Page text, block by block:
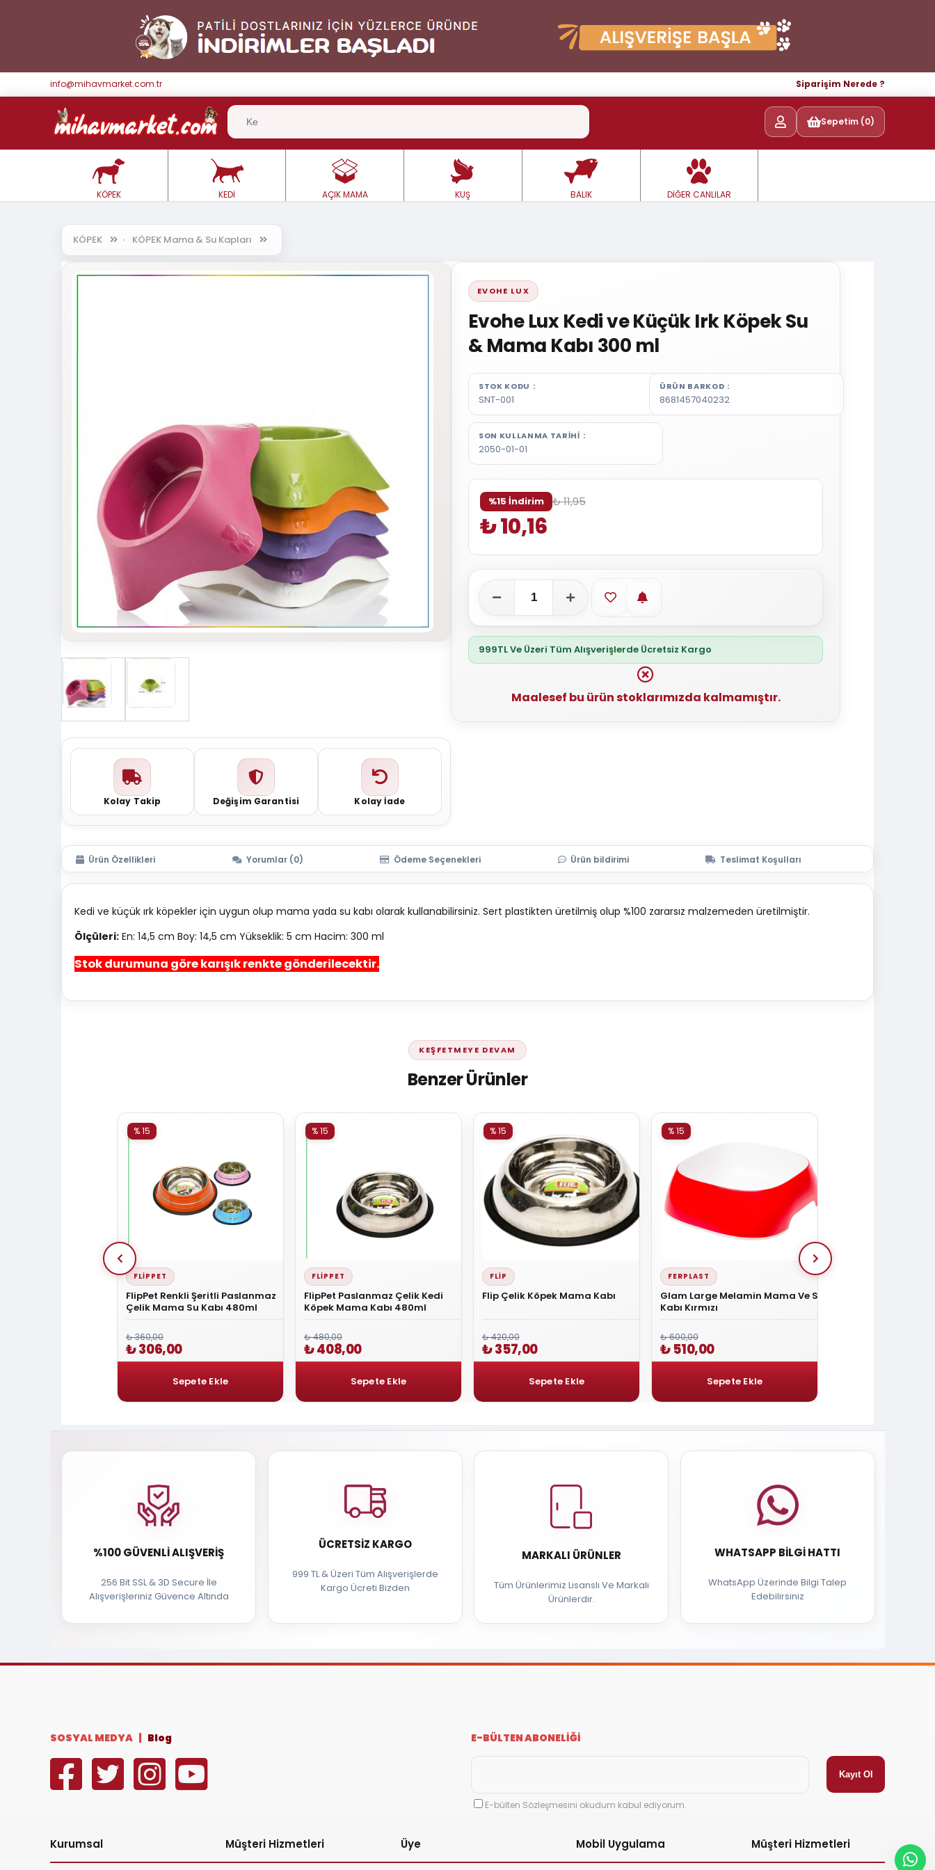
info@mihavmarket.com.tr Siparişim Nerede ?
Sepetim (0)
KÖPEK KEDİ AÇIK MAMA KUŞ BALIK DİĞER CANLILAR
KÖPEK KÖPEK Mama & Su Kapları
Kolay Takip Değişim Garantisi Kolay İade
EVOHE LUX
Evohe Lux Kedi ve Küçük Irk Köpek Su
& Mama Kabı 300 ml
STOK KODU
SNT-001
ÜRÜN BARKOD
8681457040232
SON KULLANMA TARIHI
2050-01-01
%15 İndirim ₺ 11,95
₺ 10,16
Favorilere ekle
Stoğa gelince haber ver
999TL Ve Üzeri Tüm Alışverişlerde Ücretsiz Kargo
Maalesef bu ürün stoklarımızda kalmamıştır.
Ürün Özellikleri Yorumlar (0) Ödeme Seçenekleri Ürün bildirimi Teslimat Koşulları
Kedi ve küçük ırk köpekler için uygun olup mama yada su kabı olarak kullanabilirsiniz. Sert plastikten üretilmiş olup %100 zararsız malzemeden üretilmiştir.
Ölçüleri: En: 14,5 cm Boy: 14,5 cm Yükseklik: 5 cm Hacim: 300 ml
Stok durumuna göre karışık renkte gönderilecektir.
KEŞFETMEYE DEVAM
Benzer Ürünler
FLIPPET
FlipPet Renkli Şeritli Paslanmaz
Çelik Mama Su Kabı 480ml
% 15
₺ 360,00
₺ 306,00
FLIPPET
FlipPet Paslanmaz Çelik Kedi
Köpek Mama Kabı 480ml
% 15
₺ 480,00
₺ 408,00
FLIP
Flip Çelik Köpek Mama Kabı
% 15
₺ 420,00
₺ 357,00
FERPLAST
Glam Large Melamin Mama Ve Su
Kabı Kırmızı
% 15
₺ 600,00
₺ 510,00
%100 GÜVENLI ALIŞVERIŞ
256 Bit SSL & 3D Secure İle
Alışverişleriniz Güvence Altında
ÜCRETSIZ KARGO
999 TL & Üzeri Tüm Alışverişlerde
Kargo Ücreti Bizden
MARKALI ÜRÜNLER
Tüm Ürünlerimiz Lisanslı Ve Markalı
Ürünlerdir.
WHATSAPP BILGI HATTI
WhatsApp Üzerinde Bilgi Talep
Edebilirsiniz
SOSYAL MEDYA | Blog E-BÜLTEN ABONELİĞİ
E-bülten Sözleşmesini okudum kabul ediyorum.
Kurumsal Müşteri Hizmetleri Üye Mobil Uygulama Müşteri Hizmetleri